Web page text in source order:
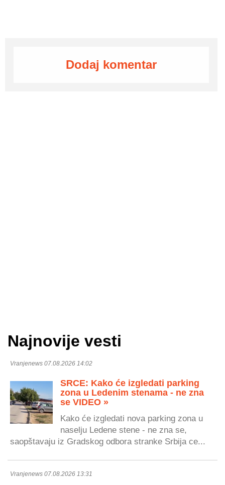
Dodaj komentar
Najnovije vesti
Vranjenews 07.08.2026 14:02
SRCE: Kako će izgledati parking
zona u Ledenim stenama - ne zna
se VIDEO »
Kako će izgledati nova parking zona u
naselju Ledene stene - ne zna se,
saopštavaju iz Gradskog odbora stranke Srbija ce...
Vranjenews 07.08.2026 13:31